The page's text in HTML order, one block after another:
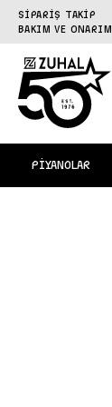
SİPARİŞ TAKİP
BAKIM VE ONARIM
PİYANOLAR